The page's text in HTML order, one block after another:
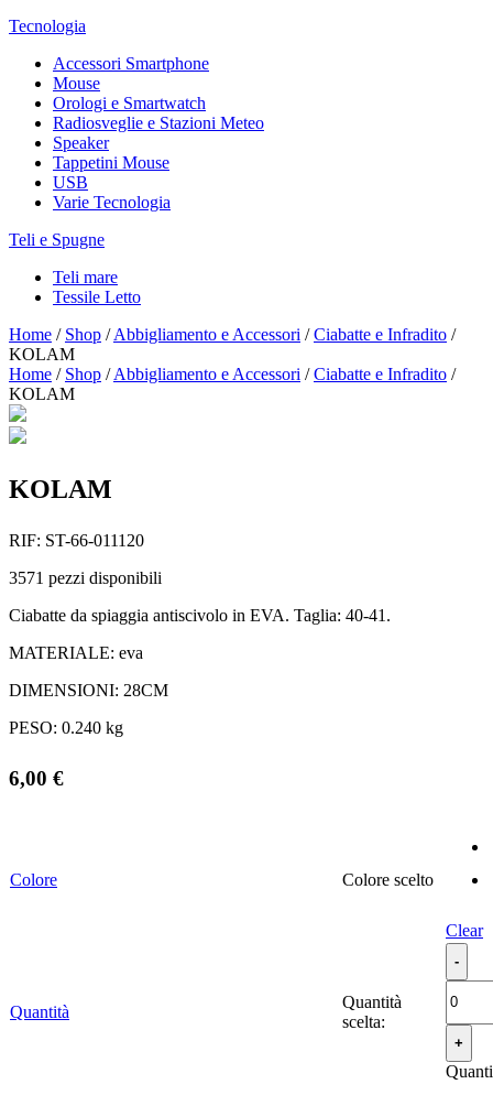
Tecnologia
Accessori Smartphone
Mouse
Orologi e Smartwatch
Radiosveglie e Stazioni Meteo
Speaker
Tappetini Mouse
USB
Varie Tecnologia
Teli e Spugne
Teli mare
Tessile Letto
Home / Shop /Abbigliamento e Accessori /Ciabatte e Infradito /
KOLAM
Home / Shop /Abbigliamento e Accessori /Ciabatte e Infradito /
KOLAM
KOLAM
RIF: ST-66-011120
3571 pezzi disponibili
Ciabatte da spiaggia antiscivolo in EVA. Taglia: 40-41.
MATERIALE: eva
DIMENSIONI: 28CM
PESO: 0.240 kg
6,00 €
Colore Colore
Clear
Quantità
Quantità
scelta: